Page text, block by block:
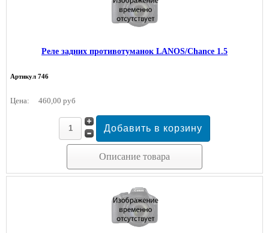
Реле задних противотуманок LANOS/Chance 1.5
Артикул 746
Цена: 460,00 руб
Описание товара